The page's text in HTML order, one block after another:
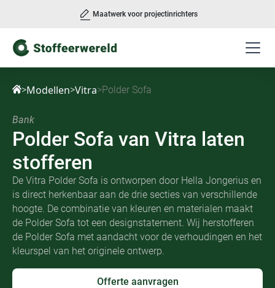
Maatwerk voor projectinrichters
>Modellen>Vitra>Polder Sofa
Bank
Polder Sofa van Vitra laten
stofferen
De Vitra Polder Sofa is ontworpen door Hella Jongerius en
is direct herkenbaar aan de drie secties van verschillende
hoogte. De combinatie van kleuren en materialen maakt
de Polder Sofa tot een designstatement. Wij herstofferen
de Polder Sofa met aandacht voor de verhoudingen en het
kleurspel van het originele ontwerp.
Offerte aanvragen